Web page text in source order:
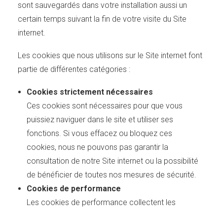
sont sauvegardés dans votre installation aussi un
certain temps suivant la fin de votre visite du Site
internet.
Les cookies que nous utilisons sur le Site internet font
partie de différentes catégories :
Cookies strictement nécessaires
Ces cookies sont nécessaires pour que vous
puissiez naviguer dans le site et utiliser ses
fonctions. Si vous effacez ou bloquez ces
cookies, nous ne pouvons pas garantir la
consultation de notre Site internet ou la possibilité
de bénéficier de toutes nos mesures de sécurité.
Cookies de performance
Les cookies de performance collectent les